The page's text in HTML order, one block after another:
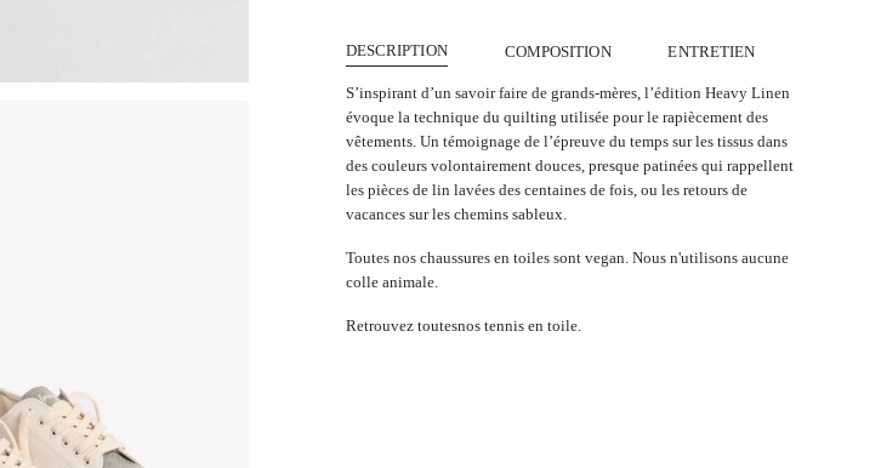
DESCRIPTION COMPOSITION ENTRETIEN
S’inspirant d’un savoir faire de grands-mères, l’édition Heavy Linen
évoque la technique du quilting utilisée pour le rapiècement des
vêtements. Un témoignage de l’épreuve du temps sur les tissus dans
des couleurs volontairement douces, presque patinées qui rappellent
les pièces de lin lavées des centaines de fois, ou les retours de
vacances sur les chemins sableux.
Toutes nos chaussures en toiles sont vegan. Nous n'utilisons aucune
colle animale.
Retrouvez toutesnos tennis en toile.